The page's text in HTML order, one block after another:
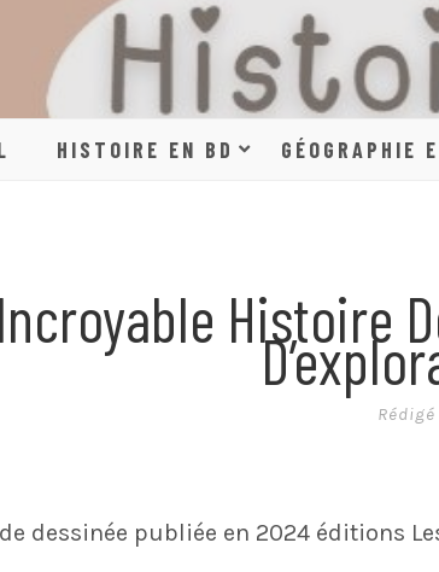
HISTOIRE EN BD GÉOGRAPHIE
Histoire
dessinée publiée en 2024 éditions